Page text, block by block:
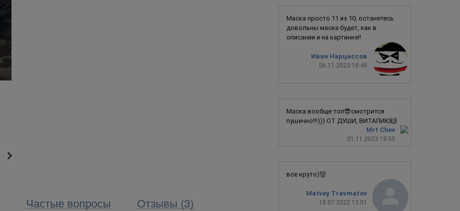
Частые вопросы Отзывы (3)
Иван Нарциссов
06.11.2023 18:49
Маска просто 11 из 10, останетесь
довольны маска будет, как в
описании и на картинке!!
Mrt Chev
01.11.2023 19:55
Маска вообще топ😎смотрится
пушечно!!!))) ОТ ДУШИ, ВИТАЛИЮ🙌
Matvey Travmatov
18.07.2022 13:01
все круто)👹